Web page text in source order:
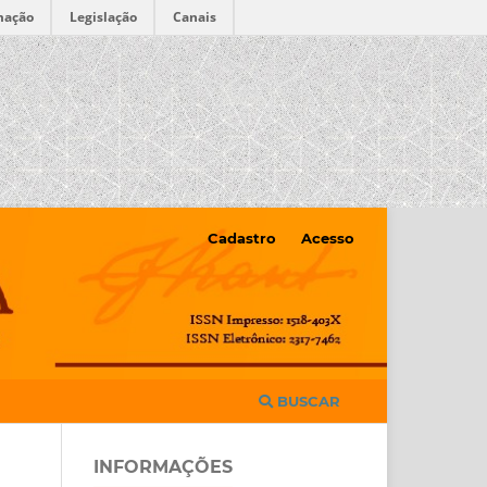
Legislação Canais
BUSCAR
Cadastro Acesso
INFORMAÇÕES